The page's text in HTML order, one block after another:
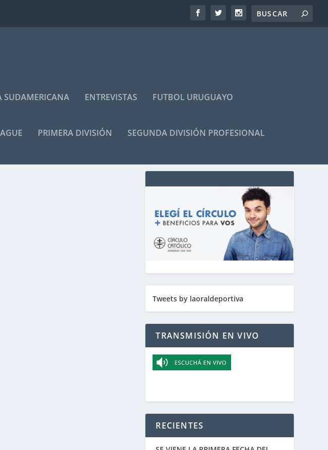
SUDAMERICANA ENTREVISTAS FUTBOL URUGUAYO
PRIMERA DIVISIÓN SEGUNDA DIVISIÓN PROFESIONAL
Tweets by laoraldeportiva
TRANSMISIÓN EN VIVO
RECIENTES